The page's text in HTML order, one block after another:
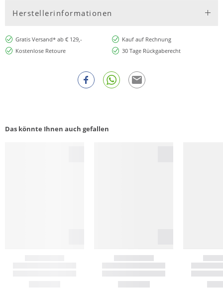
Herstellerinformationen
Gratis Versand* ab € 129,-
Kauf auf Rechnung
Kostenlose Retoure
30 Tage Rückgaberecht
Das könnte Ihnen auch gefallen